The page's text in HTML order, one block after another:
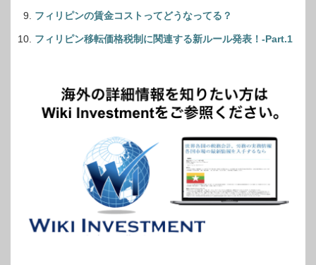
フィリピンの賃金コストってどうなってる？
フィリピン移転価格税制に関連する新ルール発表！-Part.1